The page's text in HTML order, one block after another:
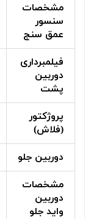
مشخصات
سنسور
عمق سنج
فیلمبرداری
دوربین
پشت
پروژکتور
(فلاش)
دوربین جلو
مشخصات
دوربین
واید جلو